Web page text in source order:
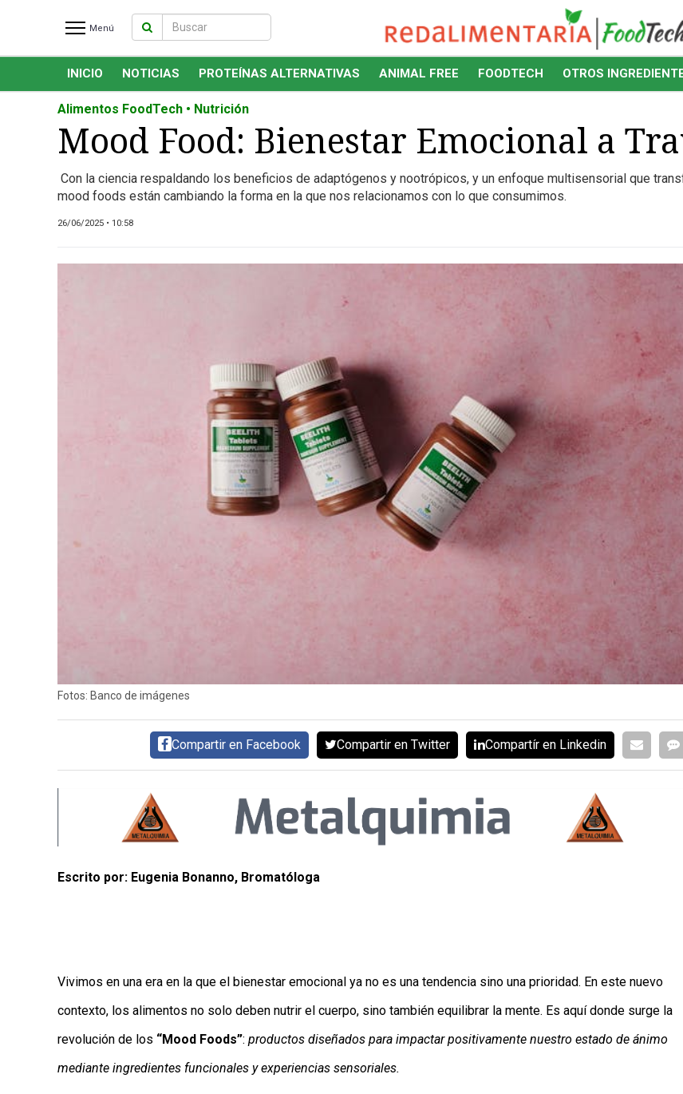
NOTICIAS RECIENTES
NOTICIAS
PROTEÍNAS ALTERNATIVAS
ANIMAL FREE
FOODTECH
OTROS INGREDIENTES
CONTÁCTENOS
Menú
INICIO NOTICIAS PROTEÍNAS ALTERNATIVAS ANIMAL FREE FOODTECH OTROS
Alimentos FoodTech • Nutrición
Mood Food: Bienestar Emocional a
Con la ciencia respaldando los beneficios de adaptógenos y nootrópicos, y un enfoque multisensorial que
mood foods están cambiando la forma en la que nos relacionamos con lo que consumimos.
26/06/2025 • 10:58
Fotos: Banco de imágenes
Compartir en Facebook Compartir en Twitter Compartír en Linkedin
Escrito por: Eugenia Bonanno, Bromatóloga
Vivimos en una era en la que el bienestar emocional ya no es una tendencia sino una prioridad. En este nuevo
contexto, los alimentos no solo deben nutrir el cuerpo, sino también equilibrar la mente. Es aquí donde surge la
revolución de los “Mood Foods”: productos diseñados para impactar positivamente nuestro estado de ánimo
mediante ingredientes funcionales y experiencias sensoriales.